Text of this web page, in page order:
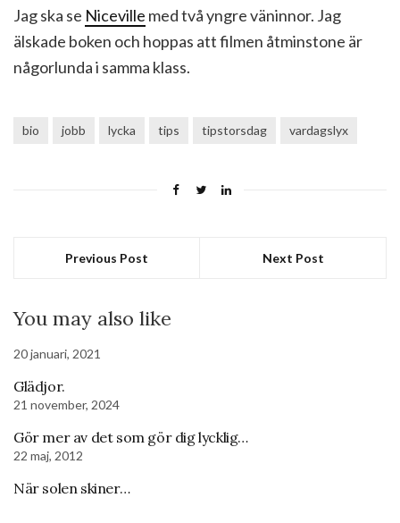
Jag ska se Niceville med två yngre väninnor. Jag
älskade boken och hoppas att filmen åtminstone är
någorlunda i samma klass.
bio jobb lycka tips tipstorsdag vardagslyx
Previous Post Next Post
You may also like
20 januari, 2021
Glädjor.
21 november, 2024
Gör mer av det som gör dig lycklig…
22 maj, 2012
När solen skiner…